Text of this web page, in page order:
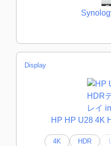
Display
HP HP U28 4K
4K HDR